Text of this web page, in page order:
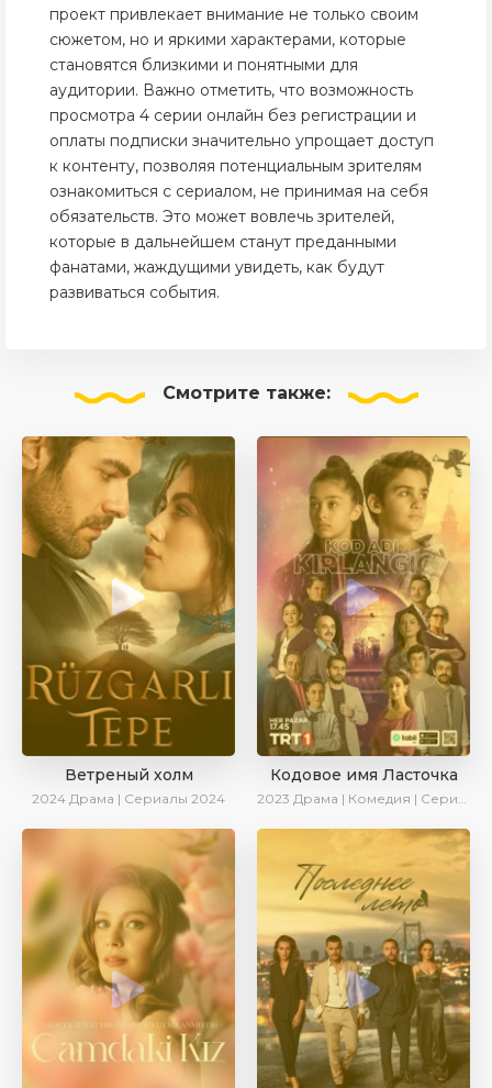
проект привлекает внимание не только своим
сюжетом, но и яркими характерами, которые
становятся близкими и понятными для
аудитории. Важно отметить, что возможность
просмотра 4 серии онлайн без регистрации и
оплаты подписки значительно упрощает доступ
к контенту, позволяя потенциальным зрителям
ознакомиться с сериалом, не принимая на себя
обязательств. Это может вовлечь зрителей,
которые в дальнейшем станут преданными
фанатами, жаждущими увидеть, как будут
развиваться события.
Смотрите также:
Ветреный холм
2024 Драма | Сериалы 2024
Кодовое имя Ласточка
2023 Драма | Комедия | Сериалы 2023